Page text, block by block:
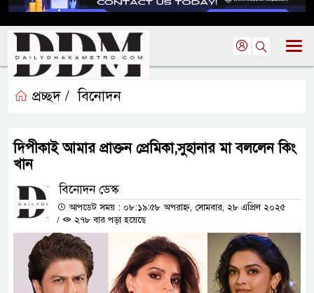
প্রচ্ছদ / বিনোদন
দিপীকাই আমার প্রাক্তন প্রেমিকা,সুহানার মা বললেন কিং
খান
বিনোদন ডেস্ক
আপডেট সময় : ০৮:১৯:৫৮ অপরাহ্ন, সোমবার, ২৮ এপ্রিল ২০২৫
/
২৭৮ বার পড়া হয়েছে